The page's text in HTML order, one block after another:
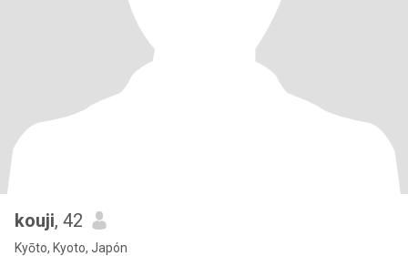
kouji, 42
Kyōto, Kyoto, Japón